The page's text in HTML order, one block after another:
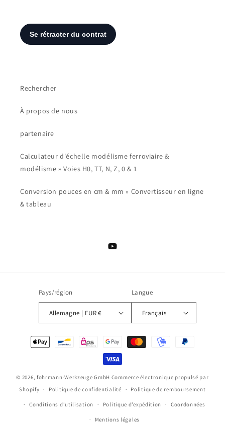
Rechercher
À propos de nous
partenaire
Calculateur d'échelle modélisme ferroviaire &
modélisme » Voies H0, TT, N, Z, 0 & 1
Conversion pouces en cm & mm » Convertisseur en ligne
& tableau
YouTube
Pays/région
Allemagne | EUR €
Langue
Français
Moyens
© 2026, fohrmann-Werkzeuge GmbH Commerce électronique propulsé par
Shopify
Politique de confidentialité Politique de remboursement
Conditions d’utilisation Politique d’expédition Coordonnées
Mentions légales